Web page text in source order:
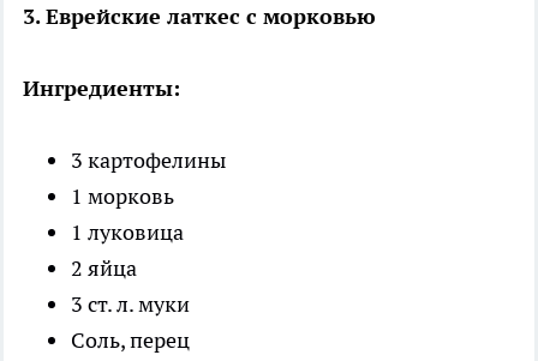
3. Еврейские латкес с морковью
Ингредиенты:
3 картофелины
1 морковь
1 луковица
2 яйца
3 ст. л. муки
Соль, перец